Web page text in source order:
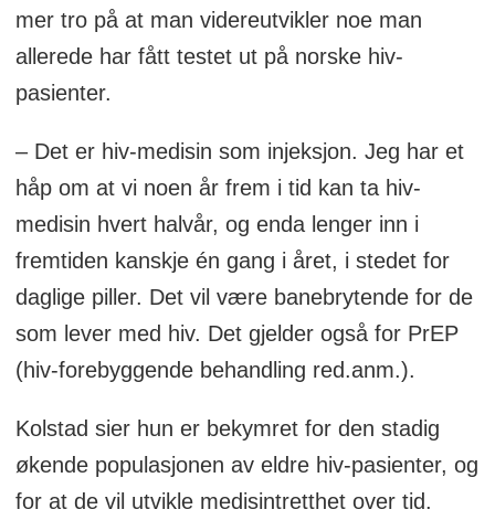
mer tro på at man videreutvikler noe man
allerede har fått testet ut på norske hiv-
pasienter.
– Det er hiv-medisin som injeksjon. Jeg har et
håp om at vi noen år frem i tid kan ta hiv-
medisin hvert halvår, og enda lenger inn i
fremtiden kanskje én gang i året, i stedet for
daglige piller. Det vil være banebrytende for de
som lever med hiv. Det gjelder også for PrEP
(hiv-forebyggende behandling red.anm.).
Kolstad sier hun er bekymret for den stadig
økende populasjonen av eldre hiv-pasienter, og
for at de vil utvikle medisintretthet over tid.